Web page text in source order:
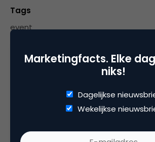
Tags
event
Frank Visser
Marketingfacts. Elke
niks!
Dagelijkse
Wekelijkse